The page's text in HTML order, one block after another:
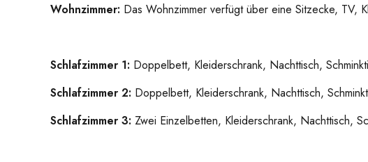
Wohnzimmer: Das Wohnzimmer verfügt über eine Sitzecke, TV,
Schlafzimmer 1: Doppelbett, Kleiderschrank, Nachttisch,
Schlafzimmer 2: Doppelbett, Kleiderschrank, Nachttisch,
Schlafzimmer 3: Zwei Einzelbetten, Kleiderschrank, Nachttisch,